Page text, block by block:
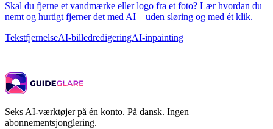
Skal du fjerne et vandmærke eller logo fra et foto? Lær hvordan du
nemt og hurtigt fjerner det med AI – uden sløring og med ét klik.
TekstfjernelseAI-billedredigeringAI-inpainting
Seks AI-værktøjer på én konto. På dansk. Ingen
abonnementsjonglering.